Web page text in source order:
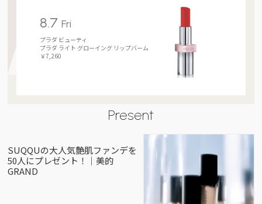
8.7Fri
プラダ ビューティ
プラダ ライト グローイング リップバーム
￥7,260
Present
SUQQUの大人気艶肌ファンデを
50人にプレゼント！｜美的
GRAND